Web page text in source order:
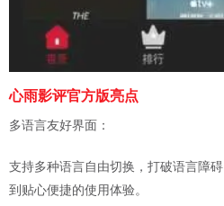
心雨影评官方版亮点
多语言友好界面：
支持多种语言自由切换，打破语言障
到贴心便捷的使用体验。